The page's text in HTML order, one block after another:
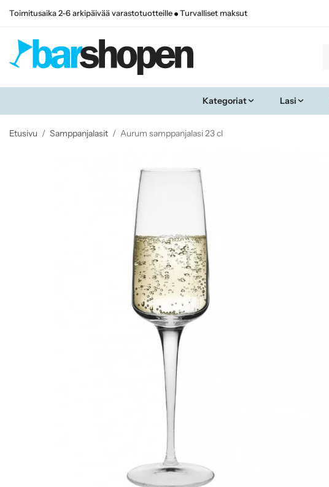
Toimitusaika 2-6 arkipäivää varastotuotteille Turvalliset maksut
Kategoriat Lasi
Etusivu / Samppanjalasit / Aurum samppanjalasi 23 cl